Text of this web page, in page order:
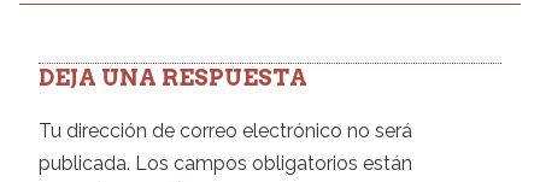
DEJA UNA RESPUESTA
Tu dirección de correo electrónico no será
publicada. Los campos obligatorios están